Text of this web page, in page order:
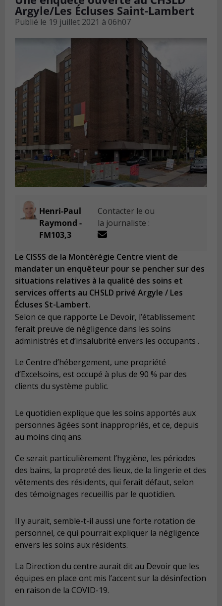
Argyle/Les Écluses Saint-Lambert
Publié le 19 juillet 2021 à 06h07
Henri-Paul
Raymond -
FM103,3
Contacter le ou
la journaliste :
Le CISSS de la Montérégie Centre vient de
mandater un enquêteur pour se pencher sur des
situations relatives à la qualité des soins et
services offerts au CHSLD privé Argyle / Les
Écluses St-Lambert.
Selon ce que rapporte Le Devoir, l’établissement
ferait preuve de négligence dans les soins
administrés et d’insalubrité envers les occupants .
Le Centre d’hébergement, une propriété
d’Excelsoins, est occupé à plus de 90 % par des
clients du système public.
Le quotidien explique que les soins apportés aux
personnes âgées sont inappropriés, et ce, depuis
au moins cinq ans.
Ce serait particulièrement l’hygiène, les périodes
des bains, la propreté des lieux, de la lingerie et des
vêtements des résidents, qui ferait défaut, selon
des témoignages recueillis par le quotidien.
Il y aurait, semble-t-il aussi une forte rotation de
personnel, ce qui pourrait expliquer la négligence
envers les soins aux résidents.
La Direction du centre aurait dit au Devoir que les
équipes en place ont mis l’accent sur la désinfection
en raison de la COVID-19.